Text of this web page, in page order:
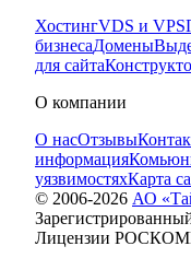
ХостингVDS и VPS
бизнесаДомены
для сайта
О компании
О насОтзывы
информация
уязвимостяхКарта
© 2006-2026 АО
Лицензии